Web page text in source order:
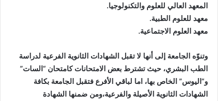
المعهد العالي للعلوم والتكنولوجيا.
معهد للعلوم الطبية.
معهد العلوم الاجتماعية.
وتنوّه الجامعة إلى أنها لا تقبل الشهادات الثانوية الفرعية لدراسة
الطب البشري، حيث تشترط بعض الامتحانات كامتحان “السات”
و”اليوس” الخاص بها، اما لباقي الأفرع فتقبل الجامعة بكافة
الشهادات الثانوية الأصيلة والفرعية،ومن ضمنها الشهادة